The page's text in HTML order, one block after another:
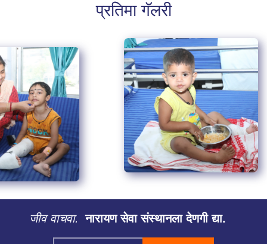
प्रतिमा गॅलरी
जीव वाचवा. नारायण सेवा संस्थानला देणगी द्या.